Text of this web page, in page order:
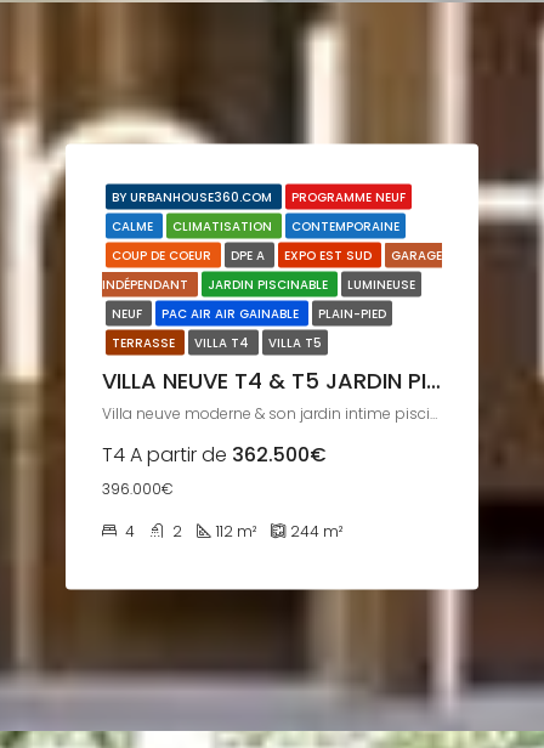
BY URBANHOUSE360.COM
PROGRAMME NEUF
CALME
CLIMATISATION
CONTEMPORAINE
COUP DE COEUR
DPE A EXPO EST SUD
GARAGE
INDÉPENDANT
JARDIN PISCINABLE
LUMINEUSE
NEUF
PAC AIR AIR GAINABLE
PLAIN-PIED
TERRASSE
VILLA T4 VILLA T5
VILLA NEUVE T4 & T5 JARDIN PISCINABLE PIBRAC
Villa neuve moderne & son jardin intime piscinable
T4 A partir de 362.500€
396.000€
4 2 112 m² 244 m²